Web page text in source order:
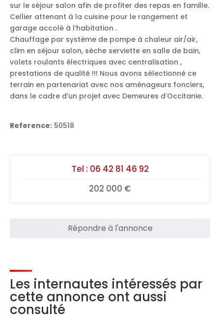
sur le séjour salon afin de profiter des repas en famille.
Cellier attenant à la cuisine pour le rangement et
garage accolé à l’habitation .
Chauffage par système de pompe à chaleur air/air,
clim en séjour salon, sèche serviette en salle de bain,
volets roulants électriques avec centralisation ,
prestations de qualité !!! Nous avons sélectionné ce
terrain en partenariat avec nos aménageurs fonciers,
dans le cadre d’un projet avec Demeures d’Occitanie.
Reference: 50518
Tel : 06 42 81 46 92
202 000 €
Répondre à l'annonce
Les internautes intéressés par
cette annonce ont aussi
consulté